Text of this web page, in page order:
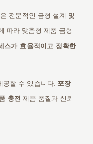
전문적인 금형 설계 및
따라 맞춤형 제품 금형
스가 효율적이고 정확한
공할 수 있습니다. 포장
충전 제품 품질과 신뢰